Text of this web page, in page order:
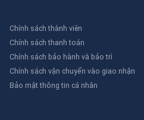
Chính sách thành viên
Chính sách thanh toán
Chính sách bảo hành và bảo trì
Chính sách vận chuyển vào giao nhận
Bảo mật thông tin cá nhân